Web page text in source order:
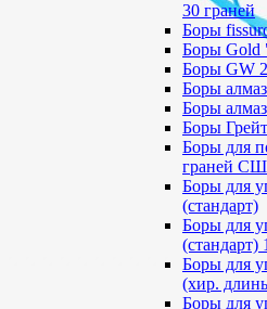
30 граней
Боры
Боры Gold
Боры GW 2
Боры
Боры
Боры
Боры для
граней
Боры для
(стандарт)
Боры для
(стандарт)
Боры для
(хир.
Боры для